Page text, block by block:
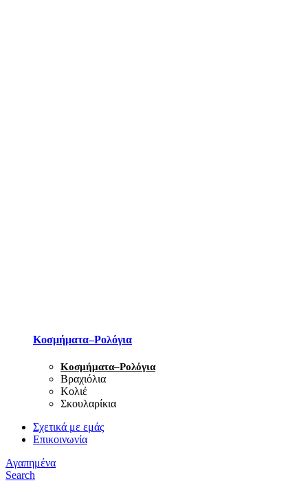
Κοσμήματα–Ρολόγια
Κοσμήματα–Ρολόγια
Βραχιόλια
Κολιέ
Σκουλαρίκια
Σχετικά με εμάς
Επικοινωνία
Αγαπημένα
Search